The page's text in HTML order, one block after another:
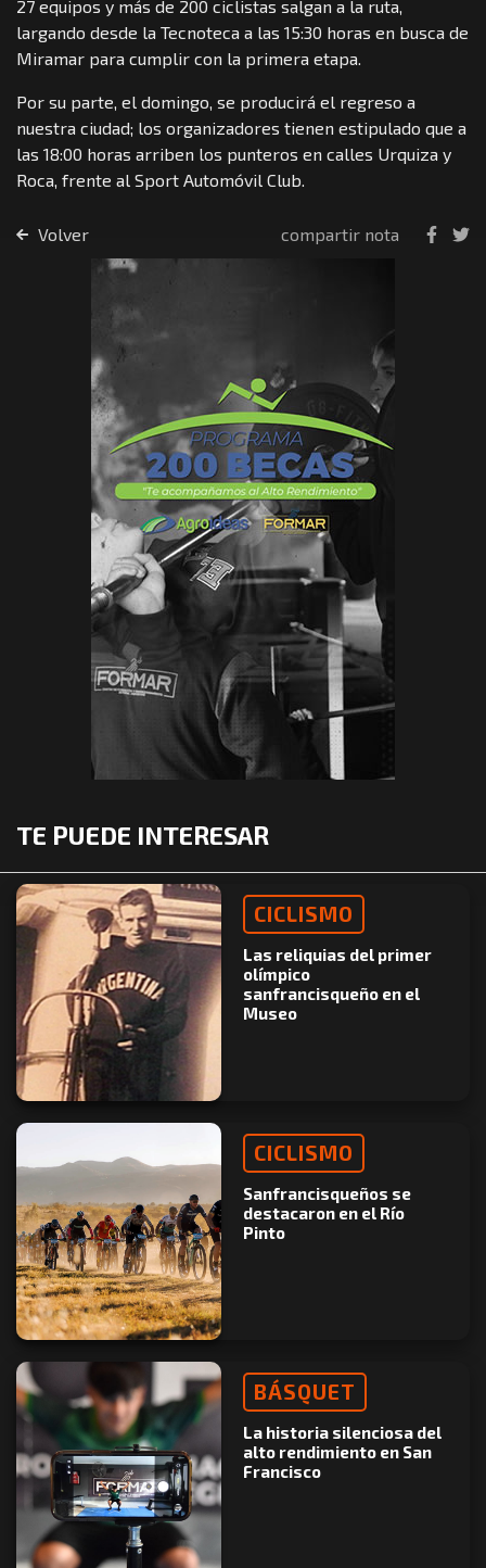
27 equipos y más de 200 ciclistas salgan a la ruta,
largando desde la Tecnoteca a las 15:30 horas en busca de
Miramar para cumplir con la primera etapa.
Por su parte, el domingo, se producirá el regreso a
nuestra ciudad; los organizadores tienen estipulado que a
las 18:00 horas arriben los punteros en calles Urquiza y
Roca, frente al Sport Automóvil Club.
Volver compartir nota
TE PUEDE INTERESAR
CICLISMO
Las reliquias del primer
olímpico
sanfrancisqueño en el
Museo
CICLISMO
Sanfrancisqueños se
destacaron en el Río
Pinto
BÁSQUET
La historia silenciosa del
alto rendimiento en San
Francisco